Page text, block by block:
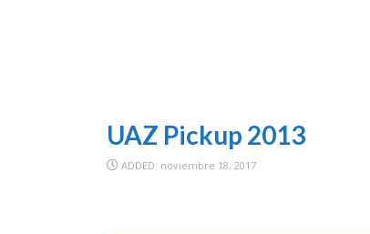
UAZ Pickup 2013
ADDED: noviembre 18, 2017